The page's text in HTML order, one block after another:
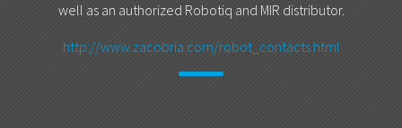
well as an authorized Robotiq and MIR distributor.
http://www.zacobria.com/robot_contacts.html